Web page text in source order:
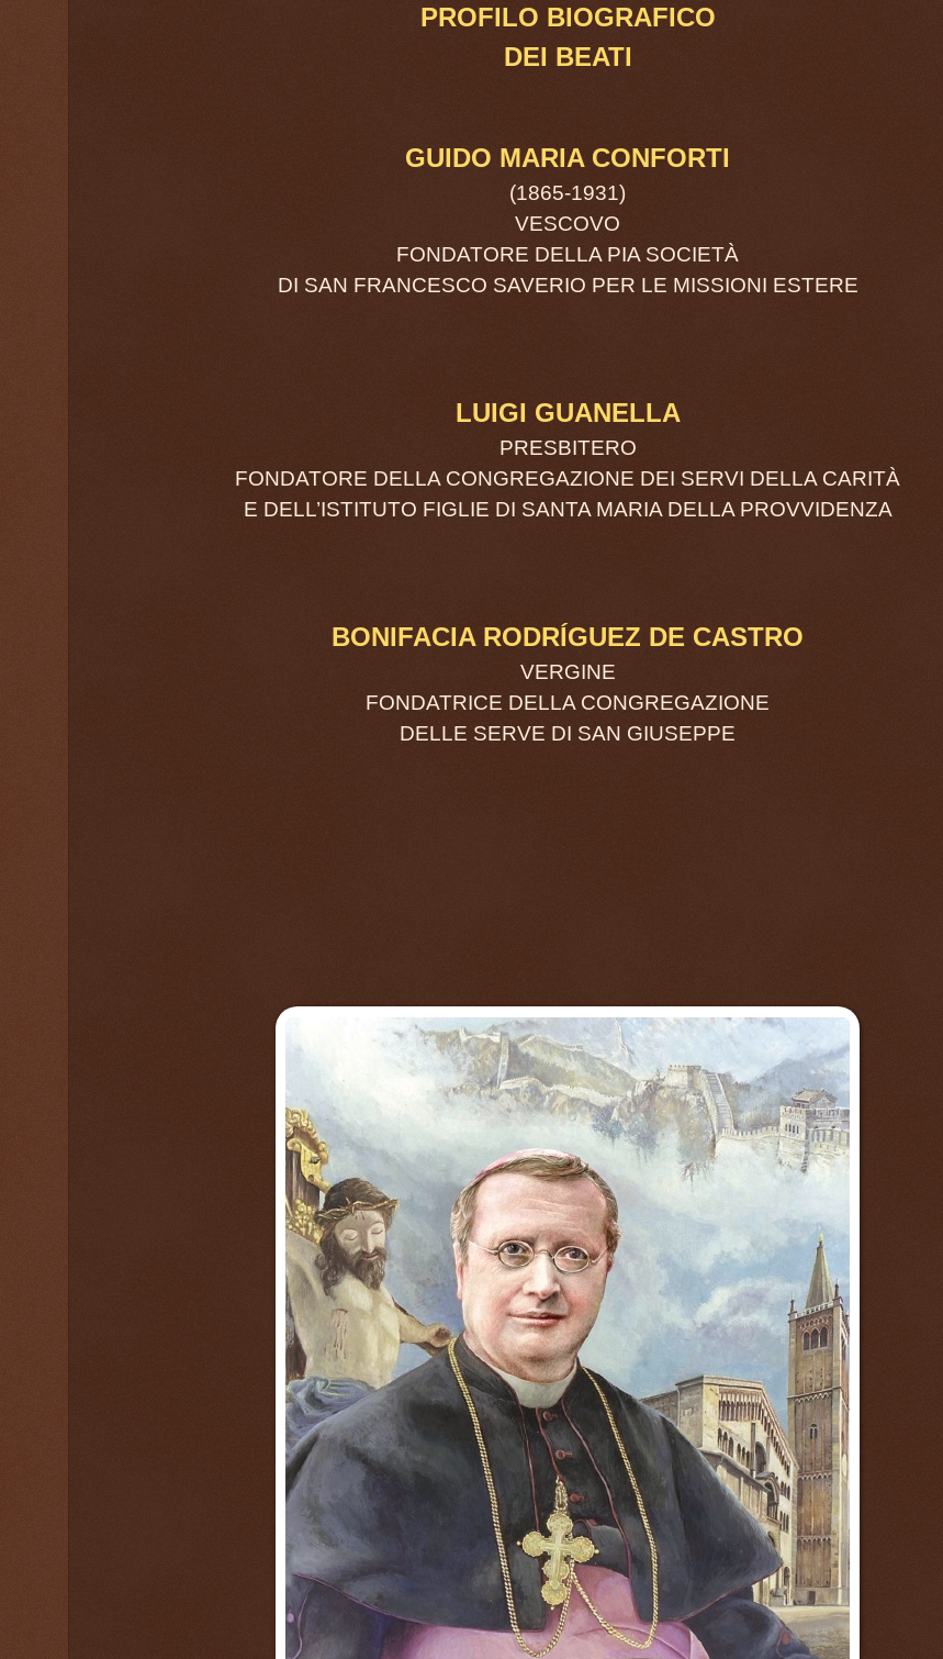
PROFILO BIOGRAFICO
DEI BEATI
GUIDO MARIA CONFORTI
(1865-1931)
VESCOVO
FONDATORE DELLA PIA SOCIETÀ
DI SAN FRANCESCO SAVERIO PER LE MISSIONI ESTERE
LUIGI GUANELLA
PRESBITERO
FONDATORE DELLA CONGREGAZIONE DEI SERVI DELLA CARITÀ
E DELL’ISTITUTO FIGLIE DI SANTA MARIA DELLA PROVVIDENZA
BONIFACIA RODRÍGUEZ DE CASTRO
VERGINE
FONDATRICE DELLA CONGREGAZIONE
DELLE SERVE DI SAN GIUSEPPE